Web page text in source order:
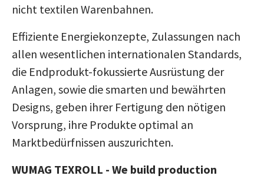
nicht textilen Warenbahnen.
Effiziente Energiekonzepte, Zulassungen nach
allen wesentlichen internationalen Standards,
die Endprodukt-fokussierte Ausrüstung der
Anlagen, sowie die smarten und bewährten
Designs, geben ihrer Fertigung den nötigen
Vorsprung, ihre Produkte optimal an
Marktbedürfnissen auszurichten.
WUMAG TEXROLL - We build production